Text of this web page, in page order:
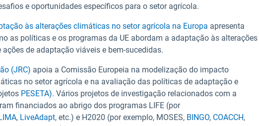
e oportunidades específicos para o setor agrícola.
às alterações climáticas no setor agrícola na Europa apresenta
as políticas e os programas da UE abordam a adaptação às alterações
de adaptação viáveis e bem-sucedidas.
(JRC) apoia a Comissão Europeia na modelização do impacto
no setor agrícola e na avaliação das políticas de adaptação e
PESETA). Vários projetos de investigação relacionados com a
financiados ao abrigo dos programas LIFE (por
, LiveAdapt, etc.) e H2020 (por exemplo, MOSES, BINGO, COACCH,